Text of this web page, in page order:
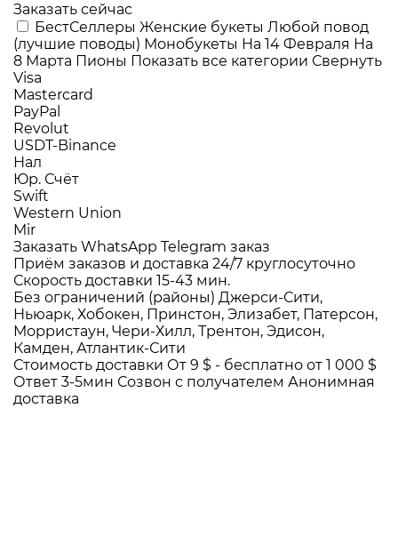
Заказать сейчас
БестСеллеры Женские букеты Любой повод
(лучшие поводы) Монобукеты На 14 Февраля На
8 Марта Пионы Показать все категории Свернуть
Visa
Mastercard
PayPal
Revolut
USDT-Binance
Нал
Юр. Счёт
Swift
Western Union
Mir
Заказать WhatsApp Telegram заказ
Приём заказов и доставка 24/7 круглосуточно
Скорость доставки 15-43 мин.
Без ограничений (районы) Джерси-Сити,
Ньюарк, Хобокен, Принстон, Элизабет, Патерсон,
Морристаун, Чери-Хилл, Трентон, Эдисон,
Камден, Атлантик-Сити
Стоимость доставки От 9 $ - бесплатно от 1 000 $
Ответ 3-5мин Созвон с получателем Анонимная
доставка